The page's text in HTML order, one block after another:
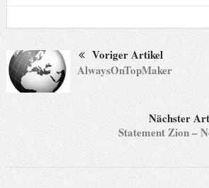
Voriger Artikel
AlwaysOnTopMaker
Nächster
Statement Zion –